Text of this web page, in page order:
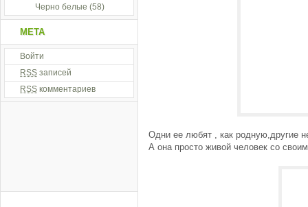
Одни ее любят , как родную,другие
А она просто живой человек со
Черно белые (58)
МЕТА
Войти
RSS записей
RSS комментариев